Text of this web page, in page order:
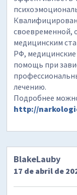
своевременной,
медицинским
РФ,
помощь при
лечению.
Подробнее
http://
BlakeLauby
17 de abril de